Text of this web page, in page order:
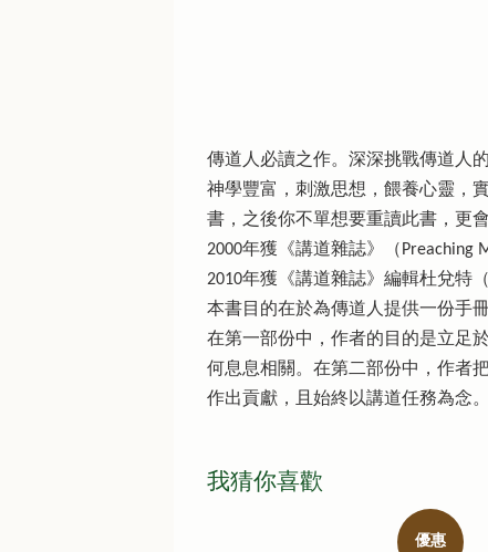
傳道人必讀之作。深深挑戰傳道人
神學豐富，刺激思想，餵養心靈，
書，之後你不單想要重讀此書，更
2000年獲《講道雜誌》（Preaching
2010年獲《講道雜誌》編輯杜兌特
本書目的在於為傳道人提供一份手
在第一部份中，作者的目的是立足
何息息相關。在第二部份中，作者
作出貢獻，且始終以講道任務為念。
我猜你喜歡
優惠